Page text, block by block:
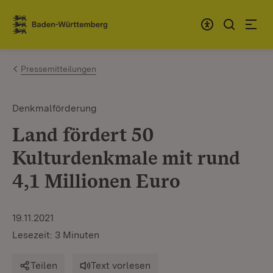
Zum Inhalt springen
Link zur Startseite
Pressemitteilungen
Denkmalförderung
Land fördert 50
Kulturdenkmale mit rund
4,1 Millionen Euro
19.11.2021
Lesezeit: 3 Minuten
Teilen Text vorlesen